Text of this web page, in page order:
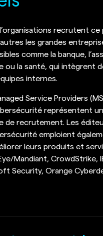
recrutent ce
les grandes
comme la banque,
ou la santé, qui intègrent
internes.
Service Providers
représentent un
de recrutement. Les
emploient
leurs produits et
Mandiant, CrowdStrike,
Security, Orange